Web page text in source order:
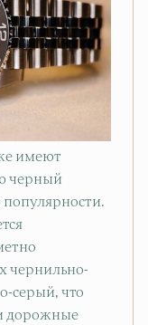
имеют
черный
популярности.
чернильно-
серый, что
дорожные